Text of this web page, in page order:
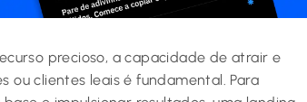
precioso, a capacidade de atrair e
ou clientes leais é fundamental. Para